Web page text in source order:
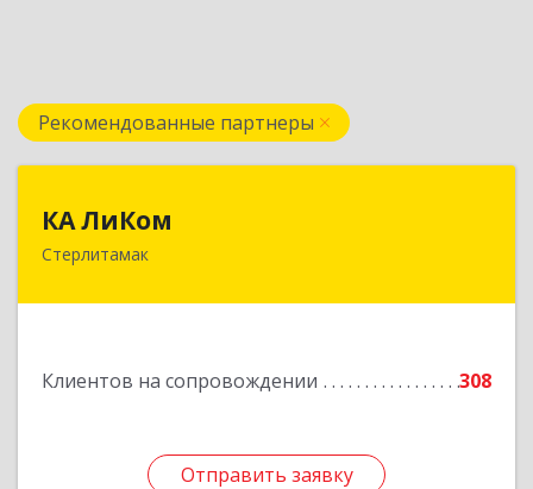
Рекомендованные партнеры
КА ЛиКом
Стерлитамак
Клиентов на сопровождении 308
Отправить заявку
453115, Башкортостан Респ, г.о. город
Подробнее
Отправить заявку